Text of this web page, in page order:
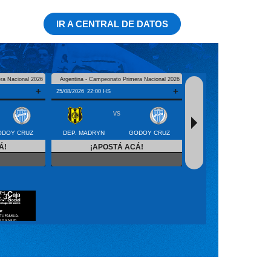
IR A CENTRAL DE DATOS